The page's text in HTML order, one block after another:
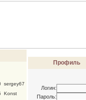
sergey67
Konst
Профиль
Логин:
Пароль: